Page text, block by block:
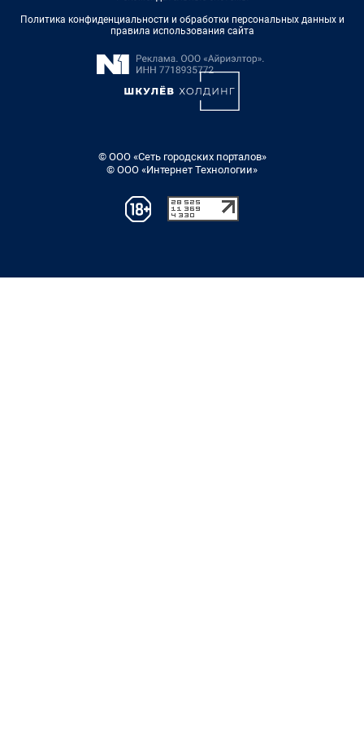
Политика конфиденциальности и обработки персональных данных и
правила использования сайта
© ООО «Сеть городских порталов»
© ООО «Интернет Технологии»